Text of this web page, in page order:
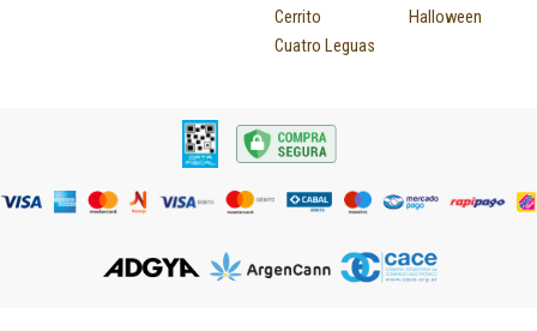
Cerrito
Cuatro Leguas
Halloween